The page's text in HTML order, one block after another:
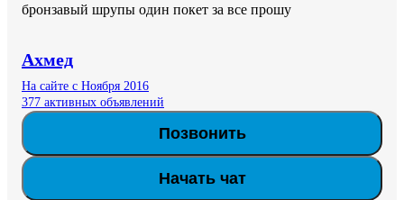
бронзавый шрупы один покет за все прошу
Ахмед
На сайте с Ноября 2016
377 активных объявлений
Позвонить
Начать чат